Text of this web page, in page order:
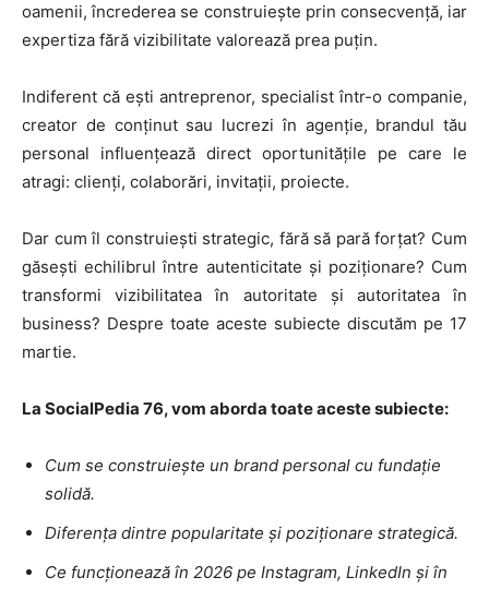
oamenii, încrederea se construiește prin consecvență, iar
expertiza fără vizibilitate valorează prea puțin.
Indiferent că ești antreprenor, specialist într-o companie,
creator de conținut sau lucrezi în agenție, brandul tău
personal influențează direct oportunitățile pe care le
atragi: clienți, colaborări, invitații, proiecte.
Dar cum îl construiești strategic, fără să pară forțat? Cum
găsești echilibrul între autenticitate și poziționare? Cum
transformi vizibilitatea în autoritate și autoritatea în
business? Despre toate aceste subiecte discutăm pe 17
martie.
La SocialPedia 76, vom aborda toate aceste subiecte:
Cum se construiește un brand personal cu fundație
solidă.
Diferența dintre popularitate și poziționare strategică.
Ce funcționează în 2026 pe Instagram, LinkedIn și în